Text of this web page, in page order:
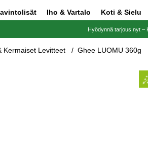
Iho & Vartalo Koti & Sielu
Hyödynnä tarjous nyt –
Kermaiset Levitteet Ghee LUOMU 360g